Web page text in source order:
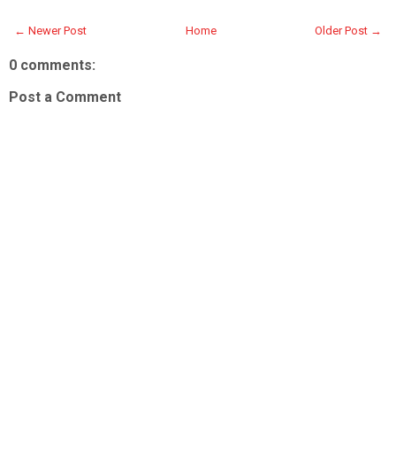
← Newer Post Older Post →
Home
0 comments:
Post a Comment